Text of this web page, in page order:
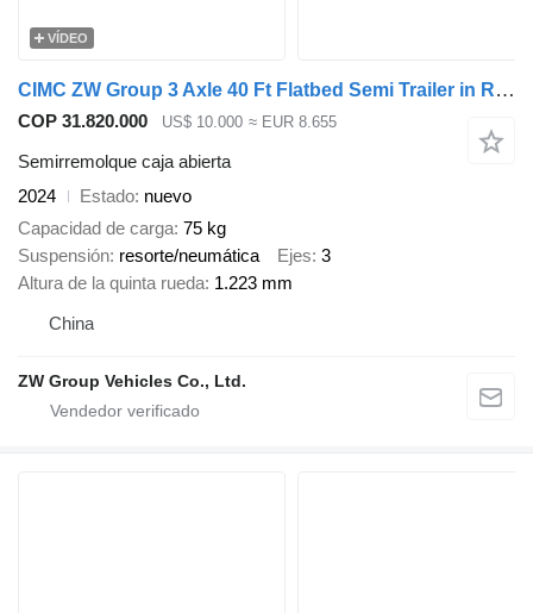
VÍDEO
CIMC ZW Group 3 Axle 40 Ft Flatbed Semi Trailer in Rwanda
COP 31.820.000 US$ 10.000 ≈ EUR 8.655
Semirremolque caja abierta
2024
Estado nuevo
Capacidad de carga 75 kg
Suspensión resorte/neumática Ejes 3
Altura de la quinta rueda 1.223 mm
China
ZW Group Vehicles Co., Ltd.